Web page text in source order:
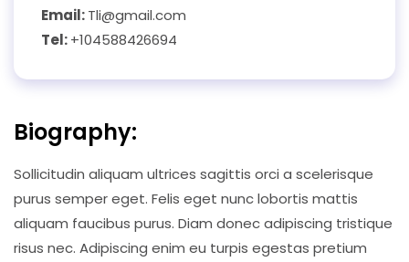
Email:Tli@gmail.com
Tel:+104588426694
Biography:
Sollicitudin aliquam ultrices sagittis orci a scelerisque
purus semper eget. Felis eget nunc lobortis mattis
aliquam faucibus purus. Diam donec adipiscing tristique
risus nec. Adipiscing enim eu turpis egestas pretium